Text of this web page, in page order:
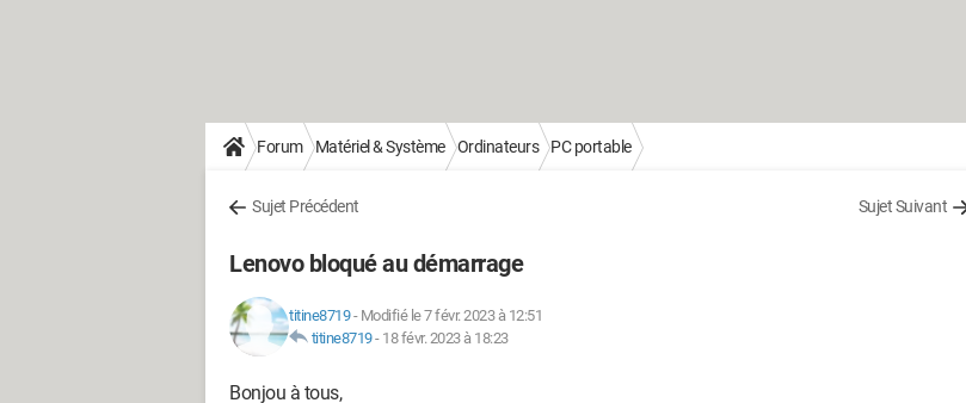
Forum Matériel & Système Ordinateurs PC portable
Sujet Précédent Sujet Suivant
Lenovo bloqué au démarrage
titine8719- Modifié le 7 févr. 2023 à 12:51
titine8719- 18 févr. 2023 à 18:23
Bonjou à tous,